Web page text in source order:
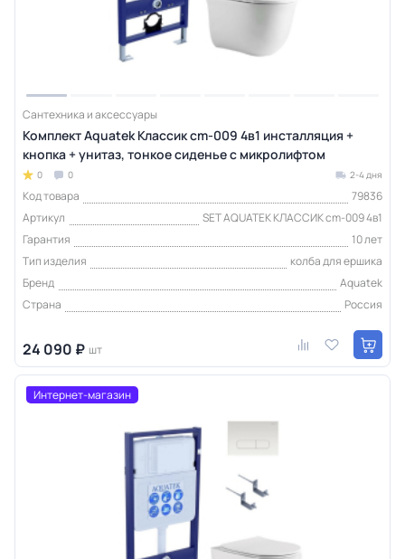
Сантехника и аксессуары
Комплект Aquatek Классик cm-009 4в1 инсталляция +
кнопка + унитаз, тонкое сиденье с микролифтом
0 0 2-4 дня
Код товара
79836
Артикул
SET AQUATEK КЛАССИК cm-009 4в1
Гарантия
10 лет
Тип изделия
колба для ершика
Бренд
Aquatek
Страна
Россия
24 090 ₽ шт
Интернет-магазин